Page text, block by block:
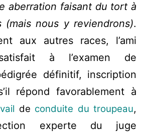
aberration faisant du tort à
(mais nous y reviendrons).
aux autres races, l’ami
à l’examen de
définitif, inscription
répond favorablement à
de conduite du troupeau,
experte du juge